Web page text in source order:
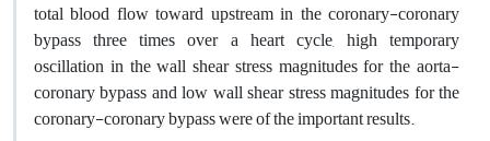
total blood flow toward upstream in the coronary-coronary
bypass three times over a heart cycle, high temporary
oscillation in the wall shear stress magnitudes for the aorta-
coronary bypass and low wall shear stress magnitudes for the
coronary-coronary bypass were of the important results.